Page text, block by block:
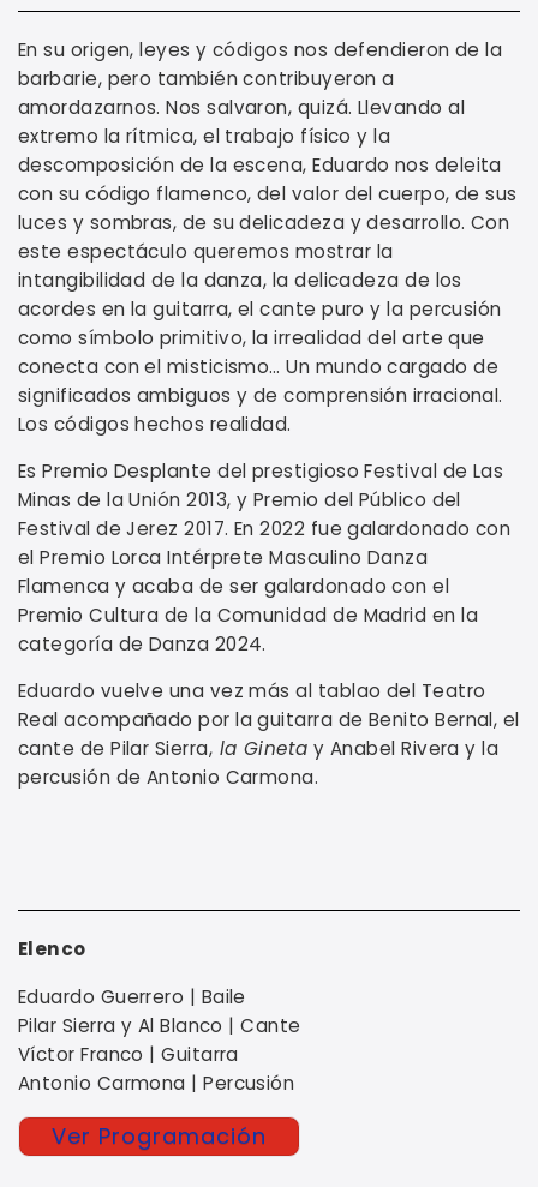
En su origen, leyes y códigos nos defendieron de la
barbarie, pero también contribuyeron a
amordazarnos. Nos salvaron, quizá. Llevando al
extremo la rítmica, el trabajo físico y la
descomposición de la escena, Eduardo nos deleita
con su código flamenco, del valor del cuerpo, de sus
luces y sombras, de su delicadeza y desarrollo. Con
este espectáculo queremos mostrar la
intangibilidad de la danza, la delicadeza de los
acordes en la guitarra, el cante puro y la percusión
como símbolo primitivo, la irrealidad del arte que
conecta con el misticismo… Un mundo cargado de
significados ambiguos y de comprensión irracional.
Los códigos hechos realidad.
Es Premio Desplante del prestigioso Festival de Las
Minas de la Unión 2013, y Premio del Público del
Festival de Jerez 2017. En 2022 fue galardonado con
el Premio Lorca Intérprete Masculino Danza
Flamenca y acaba de ser galardonado con el
Premio Cultura de la Comunidad de Madrid en la
categoría de Danza 2024.
Eduardo vuelve una vez más al tablao del Teatro
Real acompañado por la guitarra de Benito Bernal, el
cante de Pilar Sierra, la Gineta y Anabel Rivera y la
percusión de Antonio Carmona.
Elenco
Eduardo Guerrero | Baile
Pilar Sierra y Al Blanco | Cante
Víctor Franco | Guitarra
Antonio Carmona | Percusión
Ver Programación